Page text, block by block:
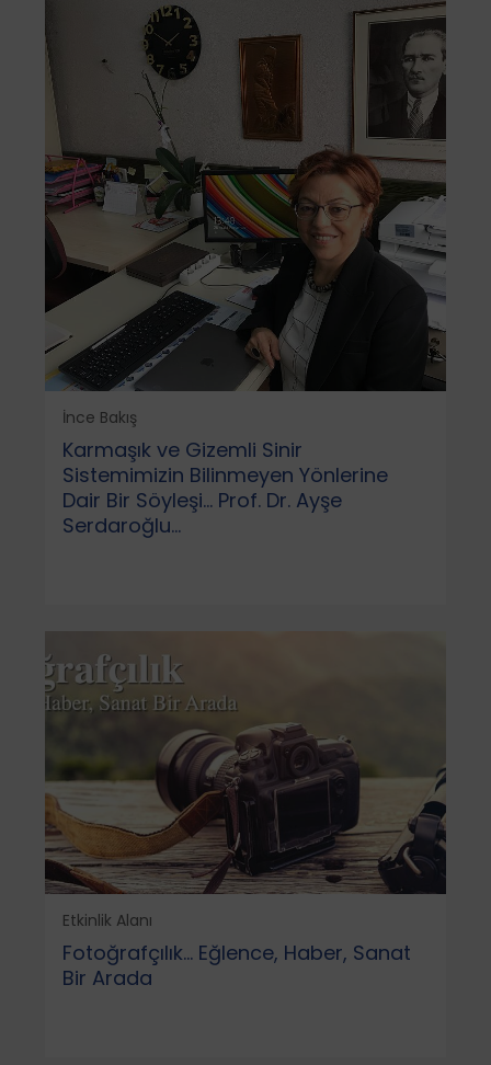
İnce Bakış
Karmaşık ve Gizemli Sinir
Sistemimizin Bilinmeyen Yönlerine
Dair Bir Söyleşi… Prof. Dr. Ayşe
Serdaroğlu...
Etkinlik Alanı
Fotoğrafçılık... Eğlence, Haber, Sanat
Bir Arada